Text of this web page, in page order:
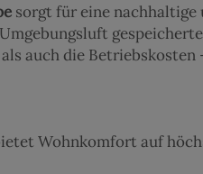
sorgt für eine
auch die
Wohnkomfort auf